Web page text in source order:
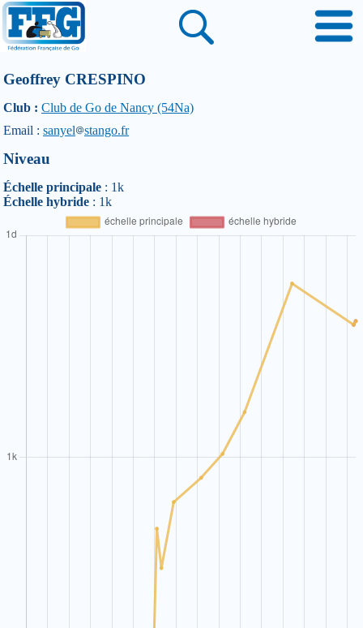
Geoffrey CRESPINO
Club : Club de Go de Nancy (54Na)
Email : sanyel stango.fr
Niveau
Échelle principale : 1k
Échelle hybride : 1k